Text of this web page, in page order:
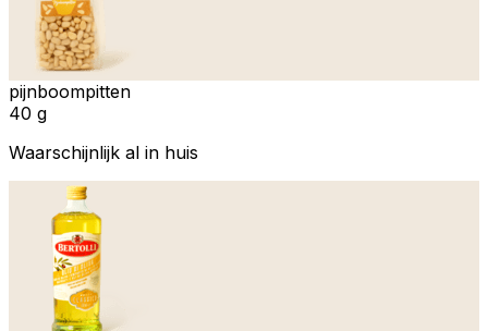
pijnboompitten
40 g
Waarschijnlijk al in huis